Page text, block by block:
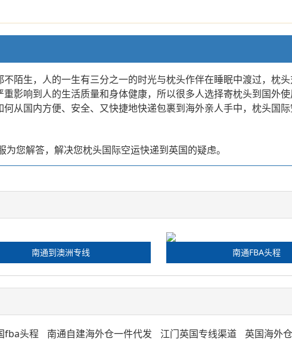
陌生，人的一生有三分之一的时光与枕头作伴在睡眠中渡过，枕
影响到人的生活质量和身体健康，所以很多人选择寄枕头到国外
从国内方便、安全、又快捷地快递包裹到海外亲人手中，枕头国
您解答，解决您枕头国际空运快递到英国的疑虑。
南通到澳洲专线 南通FBA头程
fba头程 南通自建海外仓一件代发 江门英国专线渠道
英国海外